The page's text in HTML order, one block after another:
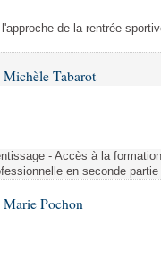
de la rentrée
Tabarot
- Accès à la
en seconde partie
Marie Pochon